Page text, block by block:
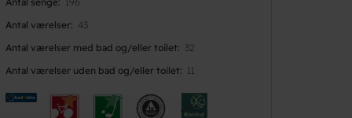
Antal værelser
43
Antal værelser med bad og/eller toilet
32
Antal værelser uden bad og/eller toilet
11